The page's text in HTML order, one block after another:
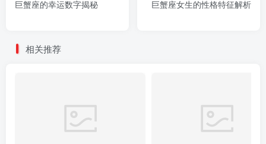
巨蟹座的幸运数字揭秘
巨蟹座女生的性格特征解析
相关推荐